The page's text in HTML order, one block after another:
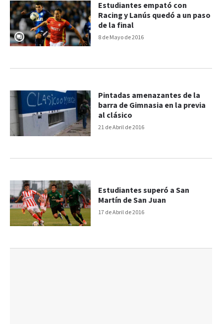
8 de Mayo de 2016
Estudiantes empató con
Racing y Lanús quedó a un paso
de la final
21 de Abril de 2016
Pintadas amenazantes de la
barra de Gimnasia en la previa
al clásico
17 de Abril de 2016
Estudiantes superó a San
Martín de San Juan